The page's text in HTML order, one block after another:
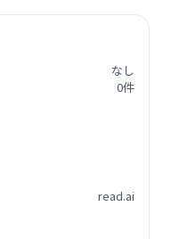
なし
0件
read.ai